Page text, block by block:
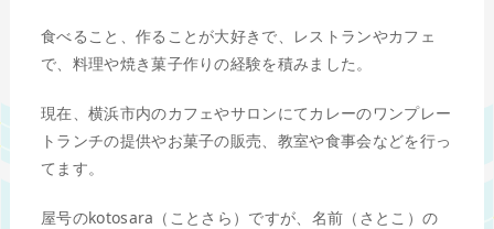
食べること、作ることが大好きで、レストランやカフェ
で、料理や焼き菓子作りの経験を積みました。
現在、横浜市内のカフェやサロンにてカレーのワンプレー
トランチの提供やお菓子の販売、教室や食事会などを行っ
てます。
屋号のkotosara（ことさら）ですが、名前（さとこ）の